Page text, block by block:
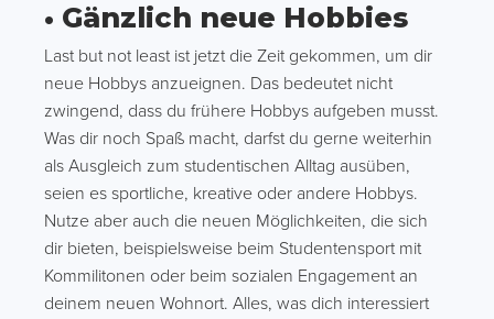
• Gänzlich neue Hobbies
Last but not least ist jetzt die Zeit gekommen, um dir
neue Hobbys anzueignen. Das bedeutet nicht
zwingend, dass du frühere Hobbys aufgeben musst.
Was dir noch Spaß macht, darfst du gerne weiterhin
als Ausgleich zum studentischen Alltag ausüben,
seien es sportliche, kreative oder andere Hobbys.
Nutze aber auch die neuen Möglichkeiten, die sich
dir bieten, beispielsweise beim Studentensport mit
Kommilitonen oder beim sozialen Engagement an
deinem neuen Wohnort. Alles, was dich interessiert